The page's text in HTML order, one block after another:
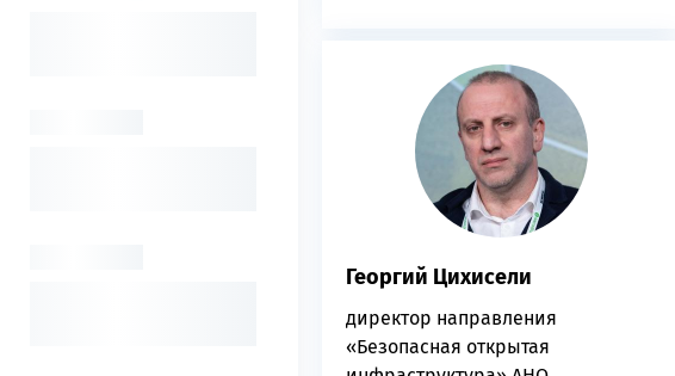
Георгий Цихисели
директор направления
«Безопасная открытая